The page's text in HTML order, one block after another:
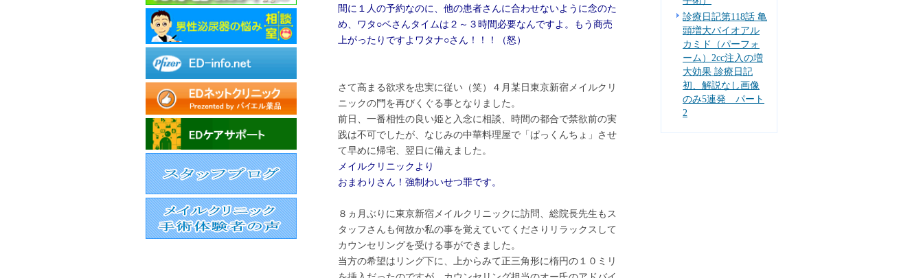
間に１人の予約なのに、他の患者さんに合わせないように念のた
め、ワタ○ベさんタイムは２～３時間必要なんですよ。もう商売
上がったりですよワタナ○さん！！！（怒）
さて高まる欲求を忠実に従い（笑）４月某日東京新宿メイルクリ
ニックの門を再びくぐる事となりました。
前日、一番相性の良い姫と入念に相談、時間の都合で禁欲前の実
践は不可でしたが、なじみの中華料理屋で「ぱっくんちょ」させ
て早めに帰宅、翌日に備えました。
メイルクリニックより
おまわりさん！強制わいせつ罪です。
８ヵ月ぶりに東京新宿メイルクリニックに訪問、総院長先生もス
タッフさんも何故か私の事を覚えていてくださりリラックスして
カウンセリングを受ける事ができました。
当方の希望はリング下に、上からみて正三角形に楕円の１０ミリ
診療日記第118話 亀
頭増大バイオアル
カミド（パーフォ
ーム）2cc注入の増
大効果 診療日記
初、解説なし画像
のみ5連発 パート
2